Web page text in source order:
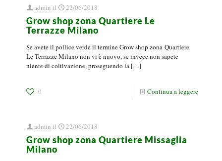
admin il 22/06/2018
Grow shop zona Quartiere Le
Terrazze Milano
Se avete il pollice verde il termine Grow shop zona Quartiere
Le Terrazze Milano non vi è nuovo, se invece non sapete
niente di coltivazione, proseguendo la […]
0 Continua a leggere
admin il 22/06/2018
Grow shop zona Quartiere Missaglia
Milano